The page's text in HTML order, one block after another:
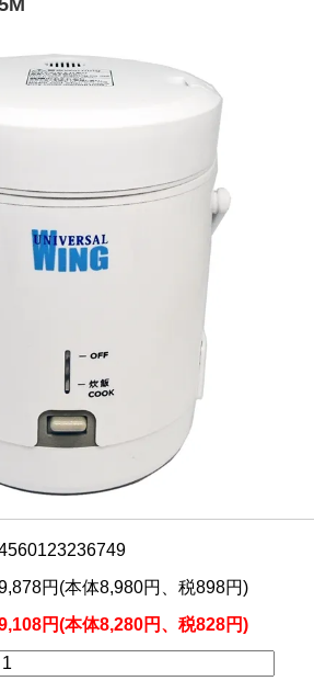
円(本体8,980円、税898円)
円(本体8,280円、税828円)